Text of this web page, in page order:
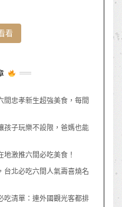
看
間忠孝新生超強美食，每間
孩子玩樂不設限，爸媽也能
激推六間必吃美食！
台北必吃六間人氣壽喜燒名
吃清單：連外國觀光客都排